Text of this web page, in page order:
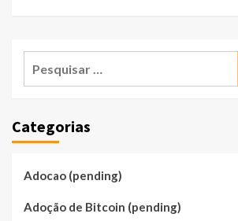
Categorias
Adocao (pending)
Adoção de Bitcoin (pending)